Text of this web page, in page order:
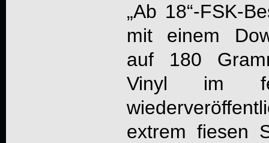
„Ab 18“-FSK-
mit einem
auf 180
Vinyl im
extrem fiesen